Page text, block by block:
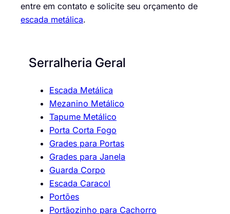
entre em contato e solicite seu orçamento de
escada metálica.
Serralheria Geral
Escada Metálica
Mezanino Metálico
Tapume Metálico
Porta Corta Fogo
Grades para Portas
Grades para Janela
Guarda Corpo
Escada Caracol
Portões
Portãozinho para Cachorro